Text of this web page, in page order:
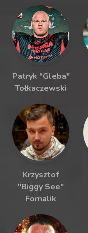
Patryk "Gleba"
Tołkaczewski
Krzysztof
"Biggy See"
Fornalik